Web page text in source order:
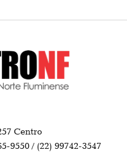
Centro
9550 / (22) 99742-3547